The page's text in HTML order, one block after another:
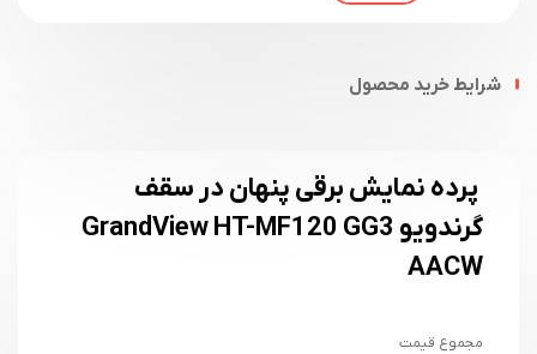
شرایط خرید محصول
پرده نمایش برقی پنهان در سقف
گرندویو GrandView HT-MF120 GG3
AACW
مجموع قیمت